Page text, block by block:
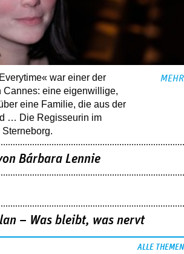
war einer der
Cannes: eine eigenwillige,
eine ­Familie, die aus der
… Die Regisseurin im
MEHR
Bárbara Lennie
– Was bleibt, was nervt
ALLE THEMEN